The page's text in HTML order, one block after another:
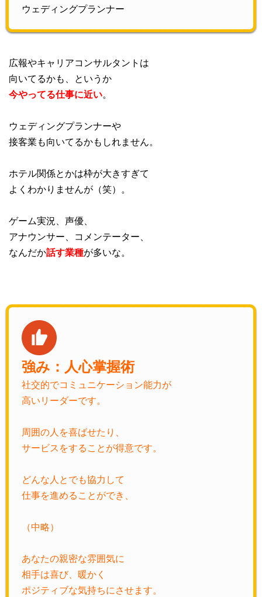
ウェディングプランナー
広報やキャリアコンサルタントは
向いてるかも、というか
今やってる仕事に近い。
ウェディングプランナーや
接客業も向いてるかもしれません。
ホテル関係とかは枠が大きすぎて
よくわかりませんが（笑）。
ゲーム実況、声優、
アナウンサー、コメンテーター、
なんだか話す業種が多いな。
強み：人心掌握術
社交的でコミュニケーション能力が
高いリーダーです。
周囲の人を喜ばせたり、
サービスをすることが得意です。
どんな人とでも協力して
仕事を進めることができ、
（中略）
あなたの親密な雰囲気に
相手は喜び、暖かく
ポジティブな気持ちにさせます。